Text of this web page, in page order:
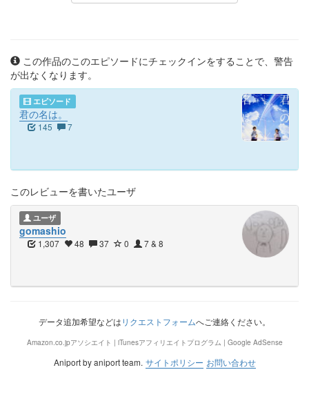
この作品のこのエピソードにチェックインをすることで、警告
が出なくなります。
エピソード
君の名は。
145 7
このレビューを書いたユーザ
ユーザ
gomashio
1,307 48 37 0 7 & 8
データ追加希望などはリクエストフォームへご連絡ください。
Amazon.co.jpアソシエイト | iTunesアフィリエイトプログラム | Google AdSense
Aniport by aniport team. サイトポリシー お問い合わせ